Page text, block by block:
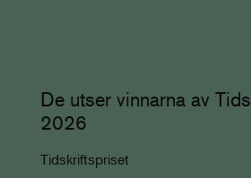
De utser vinnarna av
2026
Tidskriftspriset